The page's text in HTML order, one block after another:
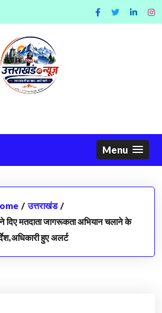
Menu
/ उत्तराखंड /
मतदाता जागरूकता अभियान चलाने के
हुए अलर्ट